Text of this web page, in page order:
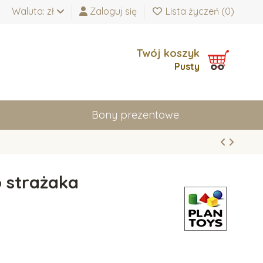
Waluta: zł Zaloguj się Lista życzeń (0)
Twój koszyk
Pusty
Bony prezentowe
strażaka